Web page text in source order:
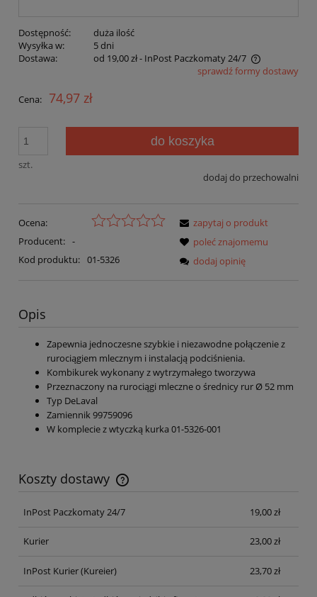
Dostępność:
duża ilość
Wysyłka w:
5 dni
Dostawa:
od 19,00 zł- InPost Paczkomaty 24/7
Cena nie zawiera ewentualnych kosztów płatnościsprawdź formy dostawy
Cena: 74,97 zł
szt.
do koszyka
dodaj do przechowalni
Ocena:
Producent: -
Kod produktu: 01-5326
zapytaj o produkt
poleć znajomemu
dodaj opinię
Opis
Zapewnia jednoczesne szybkie i niezawodne połączenie z
rurociągiem mlecznym i instalacją podciśnienia.
Kombikurek wykonany z wytrzymałego tworzywa
Przeznaczony na rurociągi mleczne o średnicy rur Ø 52 mm
Typ DeLaval
Zamiennik 99759096
W komplecie z wtyczką kurka 01-5326-001
Koszty dostawy
Cena nie zawiera ewentualnych kosztów płatności
InPost Paczkomaty 24/7
19,00 zł
Kurier 23,00 zł
InPost Kurier(Kureier) 23,70 zł